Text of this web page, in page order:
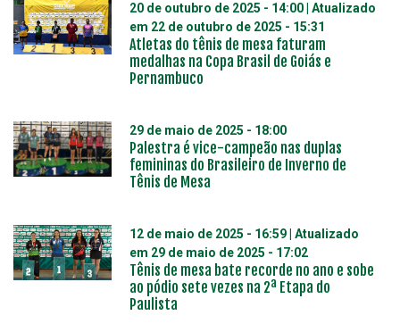
20 de outubro de 2025 - 14:00 | Atualizado
em 22 de outubro de 2025 - 15:31
Atletas do tênis de mesa faturam
medalhas na Copa Brasil de Goiás e
Pernambuco
29 de maio de 2025 - 18:00
Palestra é vice-campeão nas duplas
femininas do Brasileiro de Inverno de
Tênis de Mesa
12 de maio de 2025 - 16:59 | Atualizado
em 29 de maio de 2025 - 17:02
Tênis de mesa bate recorde no ano e sobe
ao pódio sete vezes na 2ª Etapa do
Paulista